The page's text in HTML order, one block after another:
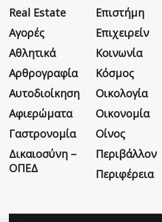
Real Estate
Αγορές
Αθλητικά
Αρθρογραφία
Αυτοδιοίκηση
Αφιερώματα
Γαστρονομία
Δικαιοσύνη –
ΟΠΕΔ
Επιστήμη
Επιχειρείν
Κοινωνία
Κόσμος
Οικολογία
Οικονομία
Οίνος
Περιβάλλον
Περιφέρεια